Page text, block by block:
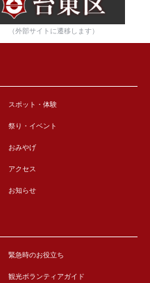
（外部サイトに遷移します）
スポット・体験
祭り・イベント
おみやげ
アクセス
お知らせ
緊急時のお役立ち
観光ボランティアガイド